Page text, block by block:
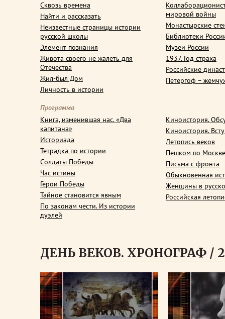
Сквозь времена
Найти и рассказать
Неизвестные страницы истории
русской школы
Элемент познания
Живота своего не жалеть для
Отечества
Жил-был Дом
Личность в истории
мировой войны
Монастырские
Библиотеки
Музеи России
1937. Год страха
Российские
Петергоф –
Программа
Книга, изменившая нас. «Два
капитана»
Историада
Тетрадка по истории
Солдаты Победы
Час истины
Герои Победы
Тайное становится явным
По законам чести. Из истории
дуэлей
Киноистория.
Киноистория.
Летопись веков
Пешком по Москве
Письма с фронта
Обыкновенная
Женщины в
Российская
ДЕНЬ ВЕКОВ. ХРОНОГРАФ /